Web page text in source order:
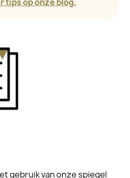
gebruik van onze spiegel